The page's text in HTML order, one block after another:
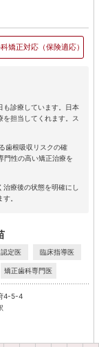
矯正対応 （保険適応）
も診療しています。日本
担当してくれます。ス
歯根吸収リスクの確
門性の高い矯正治療を
療後の状態を明確にし
。
認定医 臨床指導医
矯正歯科専門医
4-5-4